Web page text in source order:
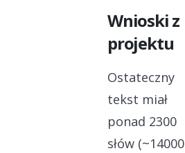
Wnioski z
projektu
Ostateczny
tekst miał
ponad 2300
słów (~14000